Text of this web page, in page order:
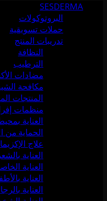
SESDERMA
البروتوكولات
حملات تسويقية
تدريبات المنتج
النظافة
الترطيب
مضادات
مكافحة
المنتجات
منظمات
العناية
الحماية من
علاج الإكزيما
العناية بالشعر
العناية
العناية
العناية